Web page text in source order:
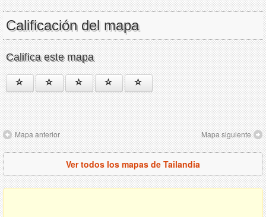
Calificación del mapa
Califica este mapa
Mapa anterior Mapa siguiente
Ver todos los mapas de Tailandia